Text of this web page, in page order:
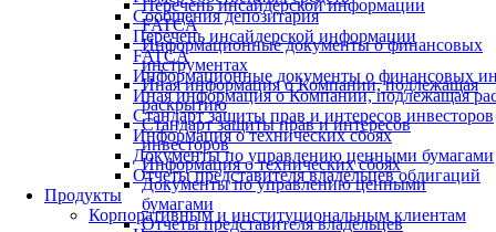
Сообщения депозитария
Перечень инсайдерской информации
FATCA
Информационные документы о финансовых
Иная информация о Компании, подлежащая
Стандарт защиты прав и интересов инвесторов
Информация о технических сбоях
Документы по управлению ценными бумагами
Отчеты представителя владельцев облигаций
Продукты
Корпоративным и институциональным клиентам
Перечень инсайдерской информации
FATCA
Информационные документы о финансовых
инструментах
Иная информация о Компании, подлежащая
раскрытию
Стандарт защиты прав и интересов
инвесторов
Информация о технических сбоях
Документы по управлению ценными
бумагами
Отчеты представителя владельцев